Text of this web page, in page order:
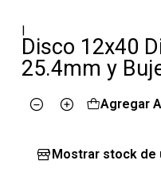
|
Disco 12x40
25.4mm y
Cantidad
Agregar
Mostrar stock de